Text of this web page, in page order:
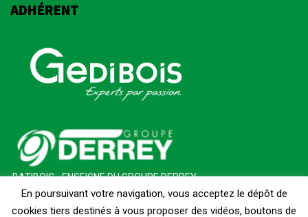
ADHÉRENT
BATIBOIS - ENSEIGNE DU GROUPE DERREY
En poursuivant votre navigation, vous acceptez le dépôt de
cookies tiers destinés à vous proposer des vidéos, boutons de